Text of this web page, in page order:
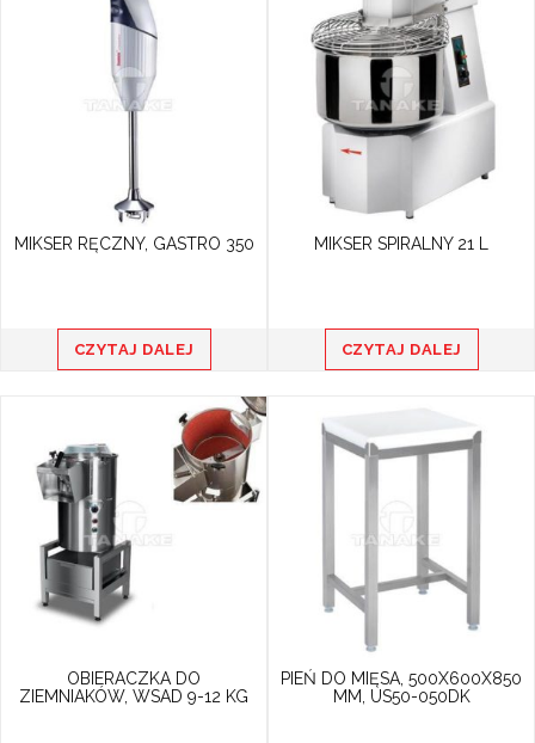
MIKSER RĘCZNY, GASTRO 350
CZYTAJ DALEJ
MIKSER SPIRALNY 21 L
CZYTAJ DALEJ
OBIERACZKA DO
ZIEMNIAKÓW, WSAD 9-12 KG
PIEŃ DO MIĘSA, 500X600X850
MM, US50-050DK